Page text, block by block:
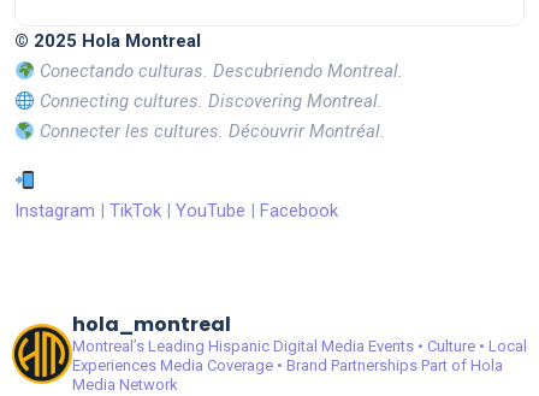
© 2025 Hola Montreal
Conectando culturas. Descubriendo Montreal.
Connecting cultures. Discovering Montreal.
Connecter les cultures. Découvrir Montréal.
Instagram | TikTok | YouTube | Facebook
hola_montreal
Montreal’s Leading Hispanic Digital Media Events • Culture • Local
ExperiencesMedia Coverage • Brand PartnershipsPart of Hola
Media Network